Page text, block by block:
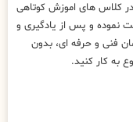
در کلاس های اموزش کوتاهی
نموده و پس از یادگیری و
فنی و حرفه ای، بدون
به کار کنید.